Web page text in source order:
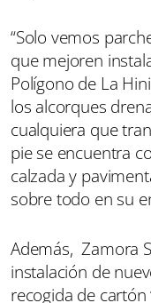
“Solo vemos
que mejoren
Polígono de La
los alcorques
cualquiera que
pie se encuentra
calzada y
sobre todo en su
Además, Zamora
instalación de
recogida de